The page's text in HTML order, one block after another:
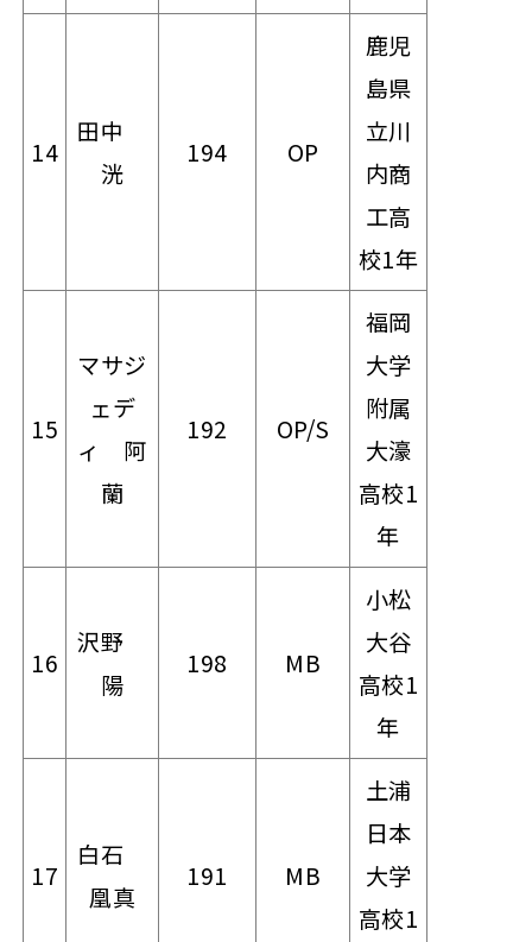
14
田中
洸
194 OP
鹿児
島県
立川
内商
工高
校1年
15
マサジ
ェデ
ィ 阿
蘭
192 OP/S
福岡
大学
附属
大濠
高校1
年
16
沢野
陽
198 MB
小松
大谷
高校1
年
17
白石
凰真
191 MB
土浦
日本
大学
高校1